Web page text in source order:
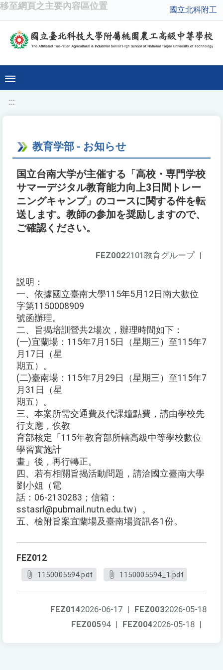
移至網頁之主要內容區位置 國立北科附工
:::
教育学部 - お知らせ
国立台南大学が主催する「高校・専門学校
サマーデジタル教育能力向上3日間トレー
ニングキャンプ」のコースに関する件を転
送します。教師の参加を奨励しますので、
ご確認ください。
FEZ0022101教育グループ |
説明：
一、依據國立臺南大學115年5月12日南大數位
字第1150008909
號函辦理。
二、旨揭培訓營共2場次，辦理時間如下：
(一)宜蘭場：115年7月15日（星期三）至115年7
月17日（星
期五）。
(二)臺南場：115年7月29日（星期三）至115年7
月31日（星
期五）。
三、本案所需交通費及代課鐘點費，請由學校先
行支應，俟教
育部核定「115年教育部所轄高級中等學校數位
學習實施計
畫」後，再行轉正。
四、若有相關旨揭活動問題，請洽國立臺南大學
劉小姐（電
話：06-2130283；信箱：
sstasrl@pubmail.nutn.edu.tw）。
五、檢附旨案宜蘭場及臺南場資訊各1份。
FEZ012
1150005594.pdf 1150005594_1.pdf
FEZ0032026-05-18
FEZ0142026-06-17 |
FEZ0042026-05-18 |
FEZ00594 |